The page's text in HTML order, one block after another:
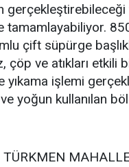
gerçekleştirebileceği
tamamlayabiliyor.
çift süpürge
çöp ve atıkları etkili
yıkama işlemi
yoğun kullanılan
TÜRKMEN